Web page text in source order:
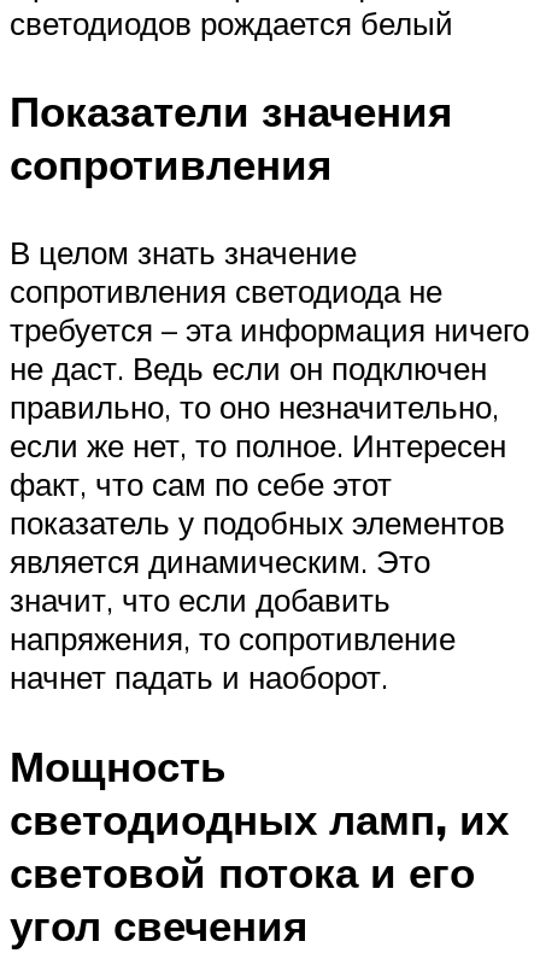
светодиодов рождается белый
Показатели значения
сопротивления
В целом знать значение
сопротивления светодиода не
требуется – эта информация ничего
не даст. Ведь если он подключен
правильно, то оно незначительно,
если же нет, то полное. Интересен
факт, что сам по себе этот
показатель у подобных элементов
является динамическим. Это
значит, что если добавить
напряжения, то сопротивление
начнет падать и наоборот.
Мощность
светодиодных ламп, их
световой потока и его
угол свечения